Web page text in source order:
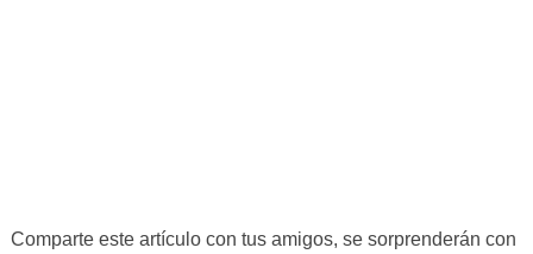
Comparte este artículo con tus amigos, se sorprenderán con